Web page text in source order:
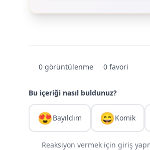
0 görüntülenme 0 favori
Bu içeriği nasıl buldunuz?
😍Bayıldım 😄Komik
Reaksiyon vermek için giriş